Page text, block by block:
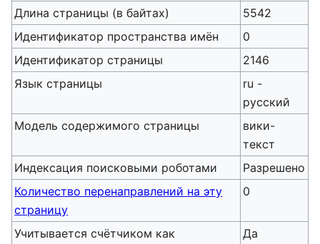
Длина страницы (в байтах)
5542
Идентификатор пространства имён
0
Идентификатор страницы
2146
Язык страницы
ru -
русский
Модель содержимого страницы
вики-
текст
Индексация поисковыми роботами
Разрешено
Количество перенаправлений на эту
страницу
0
Учитывается счётчиком как
Да